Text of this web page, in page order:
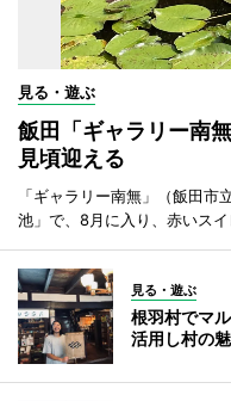
見る・遊ぶ
飯田「ギャラリー南
見頃迎える
「ギャラリー南無」（飯田市
池」で、8月に入り、赤いスイ
見る・遊ぶ
根羽村でマ
活用し村の